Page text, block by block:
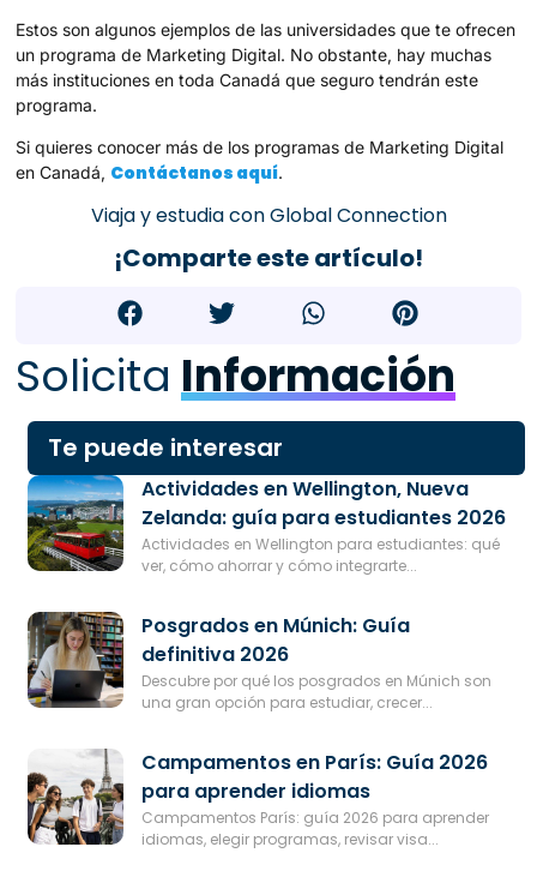
Estos son algunos ejemplos de las universidades que te ofrecen
un programa de Marketing Digital. No obstante, hay muchas
más instituciones en toda Canadá que seguro tendrán este
programa.
Si quieres conocer más de los programas de Marketing Digital
en Canadá, Contáctanos aquí.
Viaja y estudia con Global Connection
¡Comparte este artículo!
Solicita Información
Te puede interesar
Actividades en Wellington, Nueva
Zelanda: guía para estudiantes 2026
Actividades en Wellington para estudiantes: qué
ver, cómo ahorrar y cómo integrarte...
Posgrados en Múnich: Guía
definitiva 2026
Descubre por qué los posgrados en Múnich son
una gran opción para estudiar, crecer...
Campamentos en París: Guía 2026
para aprender idiomas
Campamentos París: guía 2026 para aprender
idiomas, elegir programas, revisar visa...